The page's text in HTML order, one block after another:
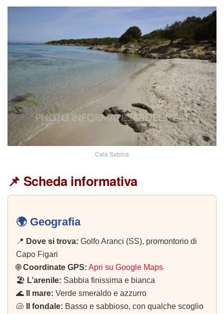
Cala Sabina
📌 Scheda informativa
🌍 Geografia
📍 Dove si trova: Golfo Aranci (SS), promontorio di
Capo Figari
🌐Coordinate GPS: Apri su Google Maps
🏖️ L’arenile: Sabbia finissima e bianca
🌊
Il mare: Verde smeraldo e azzurro
🐚
Il fondale: Basso e sabbioso, con qualche scoglio